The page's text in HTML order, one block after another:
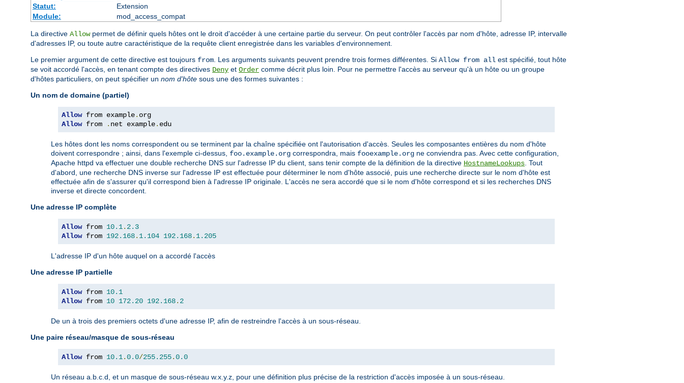
Statut:
Extension
Module:
mod_access_compat
La directive Allowpermet de définir quels hôtes ont le droit d'accéder à une certaine partie du serveur. On peut contrôler l'accès par nom d'hôte, adresse IP, intervalle
d'adresses IP, ou toute autre caractéristique de la requête client enregistrée dans les variables d'environnement.
Le premier argument de cette directive est toujours from . Les arguments suivants peuvent prendre trois formes différentes. Si Allow from all est spécifié, tout hôte
se voit accordé l'accès, en tenant compte des directives Deny et Order comme décrit plus loin. Pour ne permettre l'accès au serveur qu'à un hôte ou un groupe
d'hôtes particuliers, on peut spécifier un nom d'hôte sous une des formes suivantes :
Un nom de domaine (partiel)
Allow from example.
Allow from . net example. edu
Les hôtes dont les noms correspondent ou se terminent par la chaîne spécifiée ont l'autorisation d'accès. Seules les composantes entières du nom d'hôte
doivent correspondre ; ainsi, dans l'exemple ci-dessus, foo.example.org correspondra, mais fooexample.org ne conviendra pas. Avec cette configuration,
Apache httpd va effectuer une double recherche DNS sur l'adresse IP du client, sans tenir compte de la définition de la directive HostnameLookups . Tout
d'abord, une recherche DNS inverse sur l'adresse IP est effectuée pour déterminer le nom d'hôte associé, puis une recherche directe sur le nom d'hôte est
effectuée afin de s'assurer qu'il correspond bien à l'adresse IP originale. L'accès ne sera accordé que si le nom d'hôte correspond et si les recherches DNS
inverse et directe concordent.
Une adresse IP complète
Allow from 10.1. 2.3
Allow from 192.168. 1.104 192.168. 1.205
L'adresse IP d'un hôte auquel on a accordé l'accès
Une adresse IP partielle
Allow from 10.1
Allow from 10 172.20 192.168. 2
De un à trois des premiers octets d'une adresse IP, afin de restreindre l'accès à un sous-réseau.
Une paire réseau/masque de sous-réseau
Allow from 10.1.0.0/255.255.0.0
Un réseau a.b.c.d, et un masque de sous-réseau w.x.y.z, pour une définition plus précise de la restriction d'accès imposée à un sous-réseau.